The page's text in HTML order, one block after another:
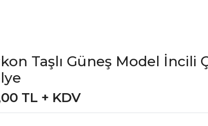
Taşlı Güneş Model İncili
TL + KDV